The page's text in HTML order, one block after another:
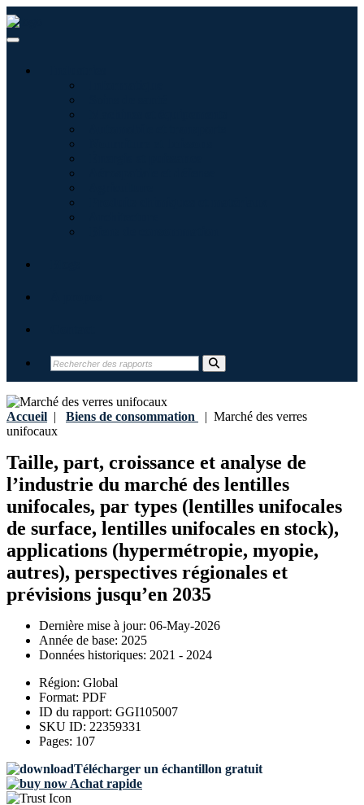
Accueil | Biens de consommation | Marché des verres
unifocaux
Taille, part, croissance et analyse de
l’industrie du marché des lentilles
unifocales, par types (lentilles unifocales
de surface, lentilles unifocales en stock),
applications (hypermétropie, myopie,
autres), perspectives régionales et
prévisions jusqu’en 2035
Dernière mise à jour: 06-May-2026
Année de base: 2025
Données historiques: 2021 - 2024
Région: Global
Format: PDF
ID du rapport: GGI105007
SKU ID: 22359331
Pages: 107
Télécharger un échantillon gratuit
Achat rapide